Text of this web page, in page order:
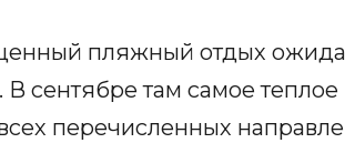
пляжный отдых
. В сентябре там самое
перечисленных